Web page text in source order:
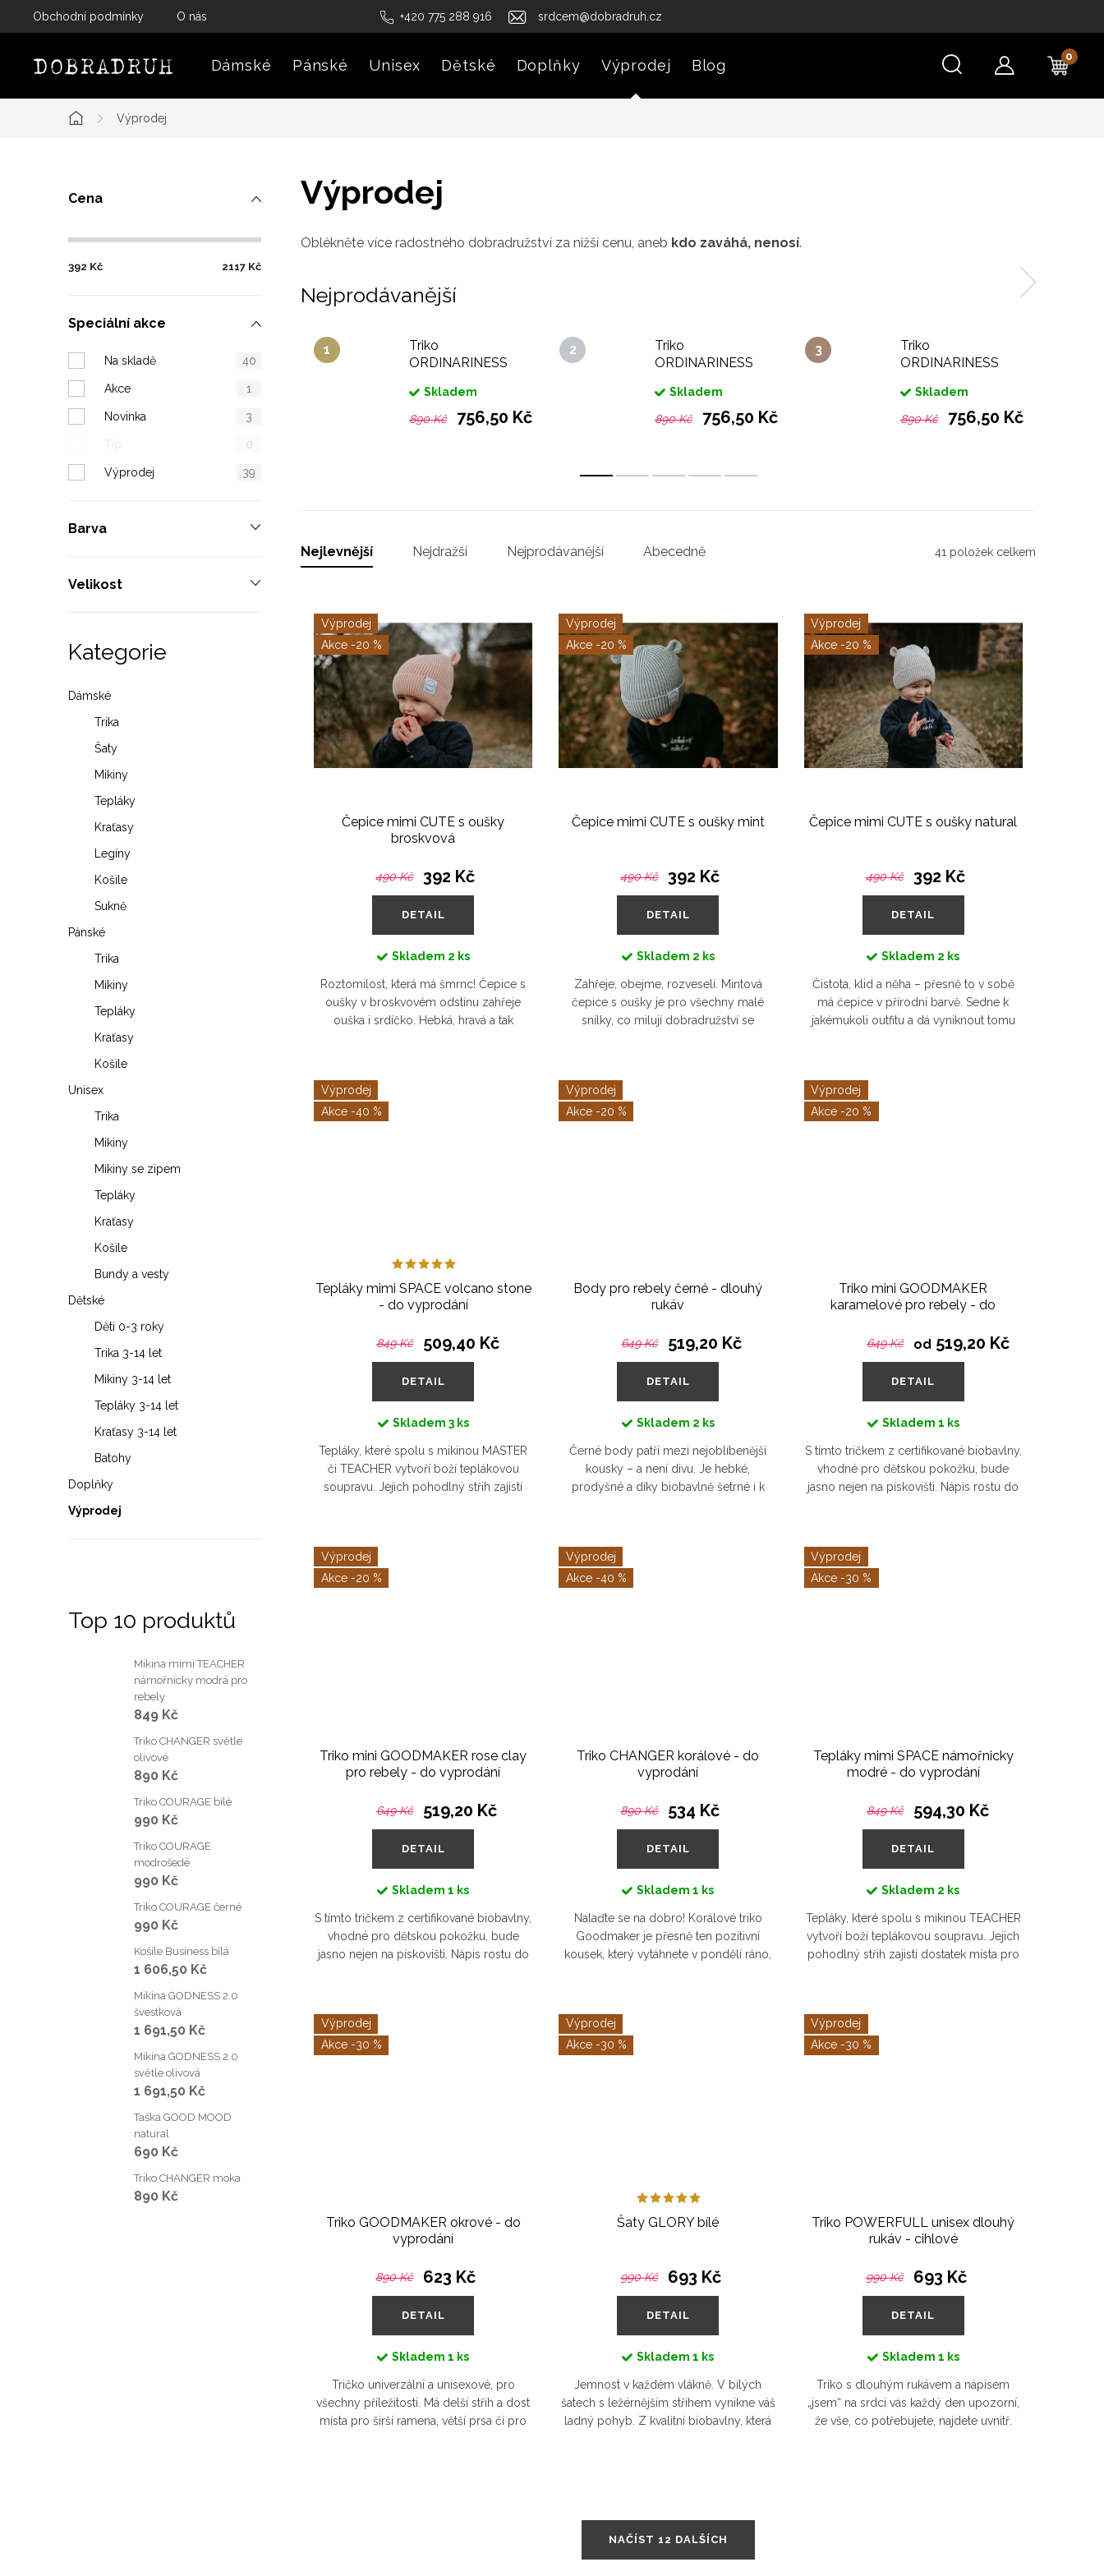
+420 775 288 916 srdcem@dobradruh.cz
Obchodní podmínky O nás
Dámské Pánské Unisex Dětské Doplňky Výprodej Blog
Domů
Výprodej
P
s
t
r
a
n
n
p
n
e
Cena
392 Kč 2117 Kč
Speciální akce
Na skladě 40
Akce 1
Novinka 3
0
Výprodej 39
Barva
Velikost
Přeskočit
kategorie
Kategorie
Dámské
Trika
Šaty
Mikiny
Tepláky
Kraťasy
Legíny
Košile
Sukně
Pánské
Trika
Mikiny
Tepláky
Kraťasy
Košile
Unisex
Trika
Mikiny
Mikiny se zipem
Tepláky
Kraťasy
Košile
Bundy a vesty
Dětské
Děti 0-3 roky
Trika 3-14 let
Mikiny 3-14 let
Tepláky 3-14 let
Kraťasy 3-14 let
Batohy
Doplňky
Výprodej
Top 10 produktů
Mikina mimi TEACHER
námořnicky modrá pro
rebely
849 Kč
Triko CHANGER světle
olivové
890 Kč
Triko COURAGE bílé
990 Kč
Triko COURAGE
modrošedé
990 Kč
Triko COURAGE černé
990 Kč
Košile Business bílá
1 606,50 Kč
Mikina GODNESS 2.0
švestková
1 691,50 Kč
Mikina GODNESS 2.0
světle olivová
1 691,50 Kč
Taška GOOD MOOD
natural
690 Kč
Triko CHANGER moka
890 Kč
Výprodej
Oblékněte více radostného dobradružství za nižší cenu, aneb kdo zaváhá, nenosí.
Nejprodávanější
Triko
ORDINARINESS
Skladem
890 Kč 756,50 Kč
Triko
ORDINARINESS
Skladem
890 Kč 756,50 Kč
Triko
ORDINARINESS
Skladem
890 Kč 756,50 Kč
Ř
e
n
p
Nejlevnější Nejdražší Nejprodávanější Abecedně 41 položek celkem
V
ý
p
p
Výprodej
-20 %
Čepice mimi CUTE s oušky
broskvová
490 Kč 392 Kč
DETAIL
Skladem 2 ks
Roztomilost, která má šmrnc! Čepice s
oušky v broskvovém odstínu zahřeje
ouška i srdíčko. Hebká, hravá a tak
Výprodej
-20 %
Čepice mimi CUTE s oušky mint
490 Kč 392 Kč
DETAIL
Skladem 2 ks
Zahřeje, obejme, rozveselí. Mintová
čepice s oušky je pro všechny malé
snílky, co milují dobradružství se
Výprodej
-20 %
Čepice mimi CUTE s oušky natural
490 Kč 392 Kč
DETAIL
Skladem 2 ks
Čistota, klid a něha – přesně to v sobě
má čepice v přírodní barvě. Sedne k
jakémukoli outfitu a dá vyniknout tomu
Výprodej
-40 %
Tepláky mimi SPACE volcano stone
- do vyprodání
849 Kč 509,40 Kč
DETAIL
Skladem 3 ks
Tepláky, které spolu s mikinou MASTER
či TEACHER vytvoří boží teplákovou
soupravu. Jejich pohodlný střih zajistí
Výprodej
-20 %
Body pro rebely černé - dlouhý
rukáv
649 Kč 519,20 Kč
DETAIL
Skladem 2 ks
Černé body patří mezi nejoblíbenější
kousky – a není divu. Je hebké,
prodyšné a díky biobavlně šetrné i k
Výprodej
-20 %
Triko mini GOODMAKER
karamelové pro rebely - do
649 Kč od 519,20 Kč
DETAIL
Skladem 1 ks
S tímto tričkem z certifikované biobavlny,
vhodné pro dětskou pokožku, bude
jasno nejen na pískovišti. Nápis rostu do
Výprodej
-20 %
Triko mini GOODMAKER rose clay
pro rebely - do vyprodání
649 Kč 519,20 Kč
DETAIL
Skladem1 ks
S tímto tričkem z certifikované biobavlny,
vhodné pro dětskou pokožku, bude
jasno nejen na pískovišti. Nápis rostu do
Výprodej
-40 %
Triko CHANGER korálové - do
vyprodání
890 Kč 534 Kč
DETAIL
Skladem1 ks
Nalaďte se na dobro! Korálové triko
Goodmaker je přesně ten pozitivní
kousek, který vytáhnete v pondělí ráno,
Výprodej
-30 %
Tepláky mimi SPACE námořnicky
modré - do vyprodání
849 Kč 594,30 Kč
DETAIL
Skladem 2 ks
Tepláky, které spolu s mikinou TEACHER
vytvoří boží teplákovou soupravu. Jejich
pohodlný střih zajistí dostatek místa pro
Výprodej
-30 %
Triko GOODMAKER okrové - do
vyprodání
890 Kč 623 Kč
DETAIL
Skladem1 ks
Tričko univerzální a unisexové, pro
všechny příležitosti. Má delší střih a dost
místa pro širší ramena, větší prsa či pro
Výprodej
-30 %
Šaty GLORY bílé
990 Kč 693 Kč
DETAIL
Skladem1 ks
Jemnost v každém vlákně. V bílých
šatech s ležérnějším střihem vynikne váš
ladný pohyb. Z kvalitní biobavlny, která
Výprodej
-30 %
Triko POWERFULL unisex dlouhý
rukáv - cihlové
990 Kč 693 Kč
DETAIL
Skladem 1 ks
Triko s dlouhým rukávem a nápisem
„jsem“ na srdci vás každý den upozorní,
že vše, co potřebujete, najdete uvnitř.
NAČÍST 12 DALŠÍCH